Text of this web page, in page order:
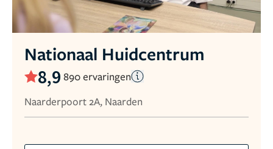
Nationaal Huidcentrum
8,9 890 ervaringen
Naarderpoort 2A, Naarden